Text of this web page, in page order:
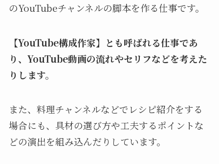
のYouTubeチャンネルの脚本を作る仕事です。
【YouTube構成作家】とも呼ばれる仕事であ
り、YouTube動画の流れやセリフなどを考えた
りします。
また、料理チャンネルなどでレシピ紹介をする
場合にも、具材の選び方や工夫するポイントな
どの演出を組み込んだりしています。